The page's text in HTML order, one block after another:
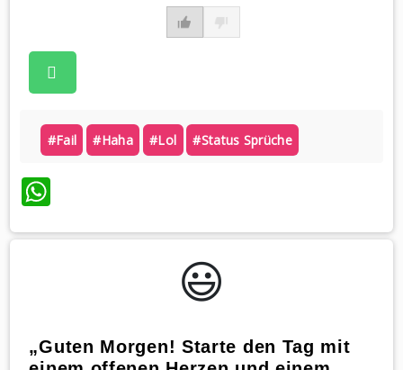
#fail #haha #lol #status Sprüche
WhatsApp
😃️
„Guten Morgen! Starte den Tag mit